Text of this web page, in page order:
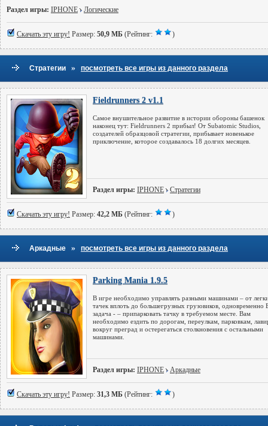
Раздел игры: IPHONE Логические
Скачать эту игру! Размер: 50,9 МБ (Рейтинг: )
Стратегии » посмотреть все игры из данного раздела
Fieldrunners 2 v1.1
Самое внушительное развитие в истории обороны башенок
наконец тут: Fieldrunners 2 прибыл! От Subatomic Studios,
создателей образцовой стратегии, прибывает новенькое
приключение, которое создавалось 18 долгих месяцев.
Раздел игры: IPHONE Стратегии
Скачать эту игру! Размер: 42,2 МБ (Рейтинг: )
Аркадные » посмотреть все игры из данного раздела
Parking Mania 1.9.5
В игре необходимо управлять разными машинами – от
тачек вплоть до большегрузных грузовиков, одновременно
задача - – припарковать тачку в требуемом месте. Вам
необходимо ездить по дорогам, переулкам, парковкам,
вокруг преград и остерегаться столкновения с остальными
машинами.
Раздел игры: IPHONE Аркадные
Скачать эту игру! Размер: 31,3 МБ (Рейтинг: )